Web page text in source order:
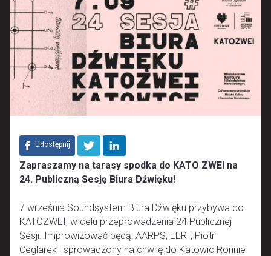
Udostępnij
Zapraszamy na tarasy spodka do KATO ZWEI na
24. Publiczną Sesję Biura Dźwięku!
7 września Soundsystem Biura Dźwięku przybywa do
KATOZWEI, w celu przeprowadzenia 24 Publicznej
Sesji. Improwizować będą: AARPS, EERT, Piotr
Ceglarek i sprowadzony na chwilę do Katowic Ronnie